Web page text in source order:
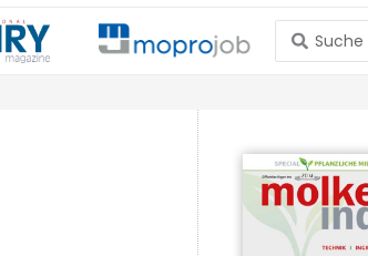
Search
...